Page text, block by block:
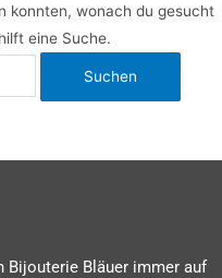
konnten, wonach du gesucht
eine Suche.
Bijouterie Bläuer immer auf